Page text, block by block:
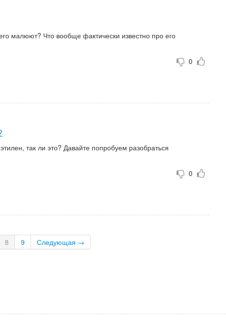
малюют? Что вообще фактически известно про его
0
так ли это? Давайте попробуем разобраться
0
8 9 Следующая →